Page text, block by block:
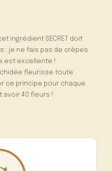
ingrédient SECRET doit
: je ne fais pas de crêpes
est excellente !
fleurisse toute
ce principe pour chaque
avoir 40 fleurs !